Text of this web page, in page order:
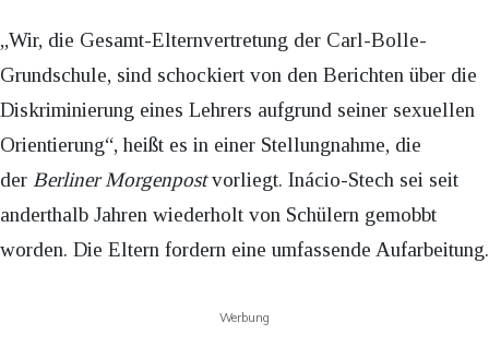
„Wir, die Gesamt-Elternvertretung der Carl-Bolle-
Grundschule, sind schockiert von den Berichten über die
Diskriminierung eines Lehrers aufgrund seiner sexuellen
Orientierung“, heißt es in einer Stellungnahme, die
der Berliner Morgenpostvorliegt. Inácio-Stech sei seit
anderthalb Jahren wiederholt von Schülern gemobbt
worden. Die Eltern fordern eine umfassende Aufarbeitung.
Werbung